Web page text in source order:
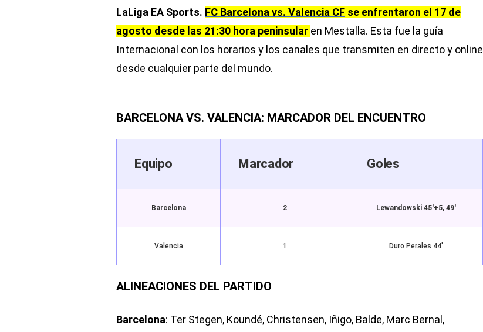
LaLiga EA Sports. FC Barcelona vs. Valencia CF se enfrentaron el 17 de
agosto desde las 21:30 hora peninsular en Mestalla. Esta fue la guía
Internacional con los horarios y los canales que transmiten en directo y online
desde cualquier parte del mundo.
BARCELONA VS. VALENCIA: MARCADOR DEL ENCUENTRO
Equipo Marcador Goles
Barcelona 2 Lewandowski 45′+5, 49′
Valencia 1 Duro Perales 44′
ALINEACIONES DEL PARTIDO
Barcelona: Ter Stegen, Koundé, Christensen, Iñigo, Balde, Marc Bernal,